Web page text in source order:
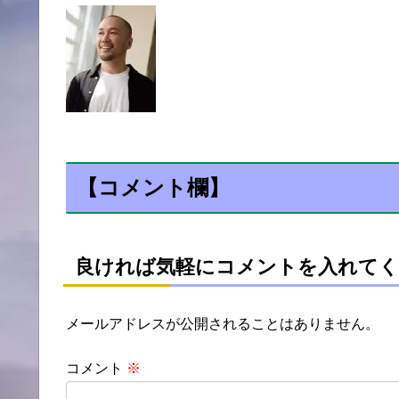
【コメント欄】
良ければ気軽にコメントを入れて
メールアドレスが公開されることはありません。
コメント ※